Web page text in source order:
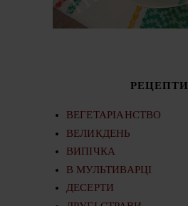
РЕЦЕПТИ
ВЕГЕТАРІАНСТВО
ВЕЛИКДЕНЬ
ВИПІЧКА
В МУЛЬТИВАРЦІ
ДЕСЕРТИ